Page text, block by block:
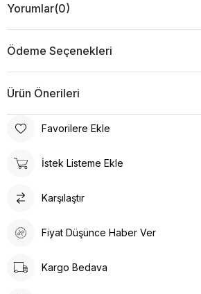
Yorumlar(0)
Ödeme Seçenekleri
Ürün Önerileri
Favorilere Ekle
İstek Listeme Ekle
Karşılaştır
Fiyat Düşünce Haber Ver
Kargo Bedava